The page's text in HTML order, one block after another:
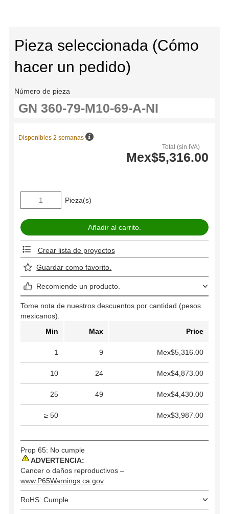
Pieza seleccionada (Cómo
hacer un pedido)
Número de pieza
Total (sin IVA)
Mex$5,316.00
Disponibles 2 semanas
Pieza(s)
Crear lista de proyectos
Guardar como favorito.
Recomiende un producto.
Tome nota de nuestros descuentos por cantidad (pesos
mexicanos).
Min
Max Price
1 9 Mex$5,316.00
10 24 Mex$4,873.00
25 49 Mex$4,430.00
≥ 50 Mex$3,987.00
Prop 65: No cumple
ADVERTENCIA:
Cancer o daños reproductivos –
www.P65Warnings.ca.gov
RoHS: Cumple